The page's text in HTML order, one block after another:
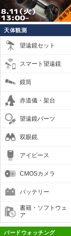
天体観測
望遠鏡セット
スマート望遠鏡
鏡筒
赤道儀・架台
望遠鏡パーツ
双眼鏡
アイピース
CMOSカメラ
バッテリー
書籍・ソフトウェ
ア
バードウォッチング